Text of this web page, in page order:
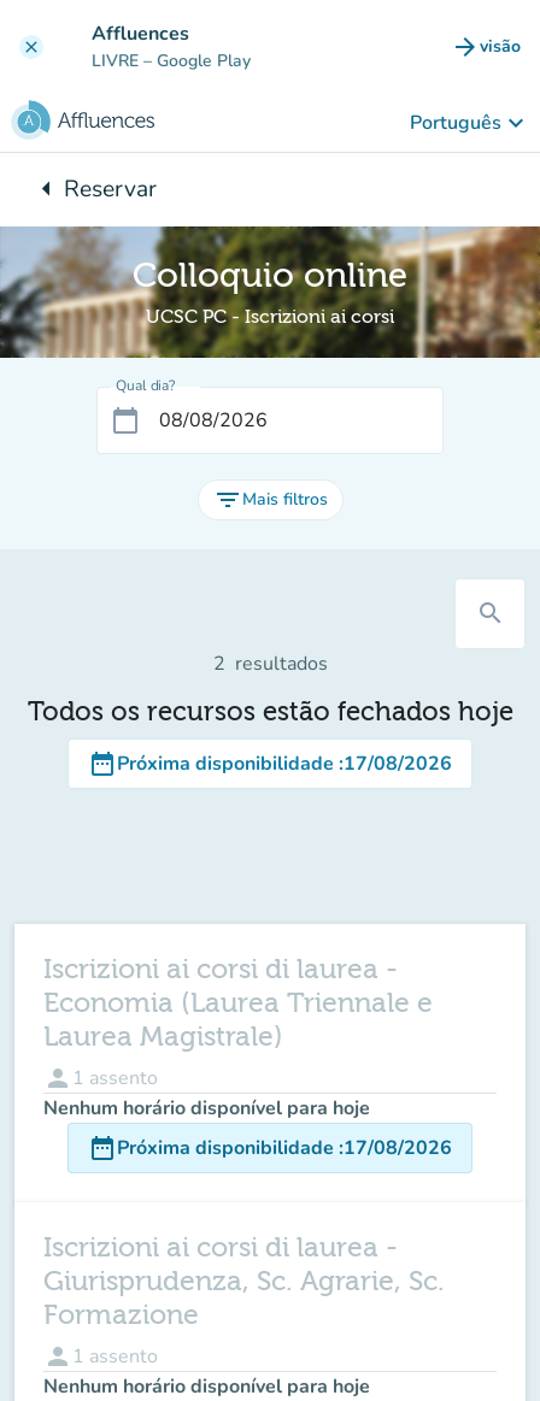
clear Affluences
LIVRE – Google Play arrow_forward visão
(novo
Português keyboard_arrow_down
arrow_leftVoltar para:
Reservar
Colloquio online
UCSC PC - Iscrizioni ai corsi
Qual dia?
calendar_today
filter_list Mais filtros
search
2 resultados
Todos os recursos estão fechados hoje
date_rangePróxima disponibilidade :17/08/2026
Iscrizioni ai corsi di laurea -
Economia (Laurea Triennale e
Laurea Magistrale)
person 1 assento
Nenhum horário disponível para hoje
date_rangePróxima disponibilidade :17/08/2026
Iscrizioni ai corsi di laurea -
Giurisprudenza, Sc. Agrarie, Sc.
Formazione
person 1 assento
Nenhum horário disponível para hoje